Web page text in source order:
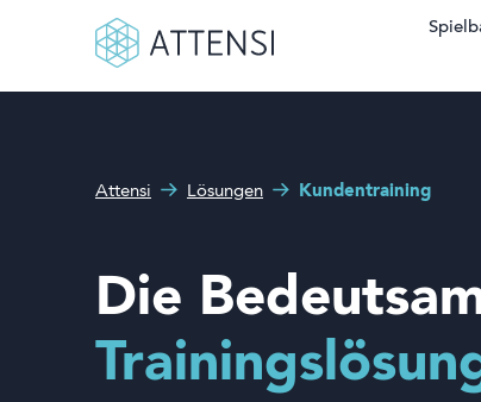
Produkte und Lösungen
Über uns
helfen?
Attensi Lösungen Kundentraining
Die